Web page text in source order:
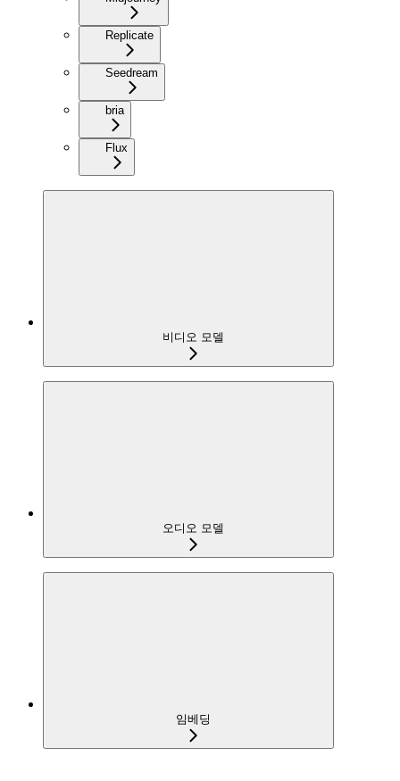
Replicate
Seedream
bria
Flux
비디오 모델
오디오 모델
임베딩